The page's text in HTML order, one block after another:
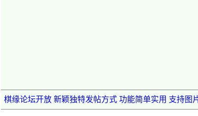
棋缘论坛开放 新颖独特发帖方式 功能简单实用 支持图